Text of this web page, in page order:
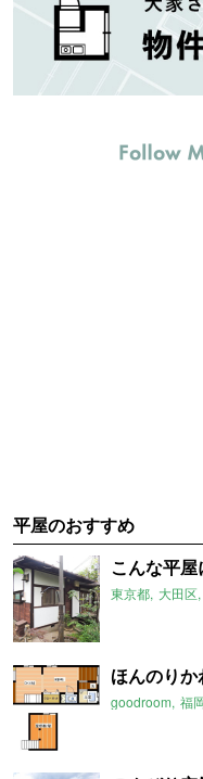
平屋のおすすめ
こんな平屋
東京都 大田区
ほんのりか
goodroom 福